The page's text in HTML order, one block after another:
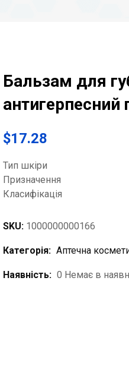
Бальзам для
антигерпесний
$17.28
Тип шкіри
Призначення
Класифікація
SKU: 1000000000166
Категорія: Аптечна
Наявність: 0 Немає в